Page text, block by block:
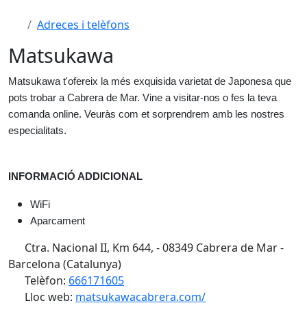
Adreces i telèfons
Matsukawa
Matsukawa t'ofereix la més exquisida varietat de Japonesa que
pots trobar a Cabrera de Mar. Vine a visitar-nos o fes la teva
comanda online. Veuràs com et sorprendrem amb les nostres
especialitats.
INFORMACIÓ ADDICIONAL
WiFi
Aparcament
Ctra. Nacional II, Km 644, - 08349 Cabrera de Mar -
Barcelona (Catalunya)
Telèfon: 666171605
Lloc web: matsukawacabrera.com/